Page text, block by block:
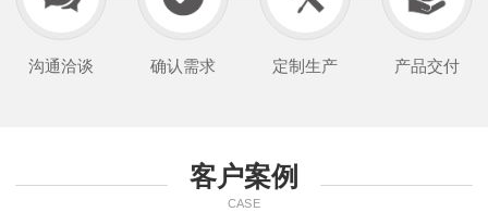
沟通洽谈 确认需求 定制生产 产品交付
客户案例
CASE